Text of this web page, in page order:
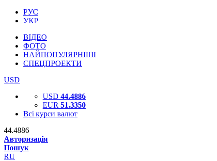
РУС
УКР
ВІДЕО
ФОТО
НАЙПОПУЛЯРНІШІ
СПЕЦПРОЕКТИ
USD
USD 44.4886
EUR 51.3350
Всі курси валют
44.4886
Авторизація
Пошук
RU